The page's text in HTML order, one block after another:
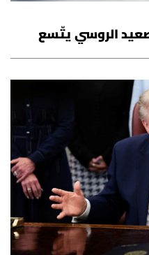
الروسي يتّسع